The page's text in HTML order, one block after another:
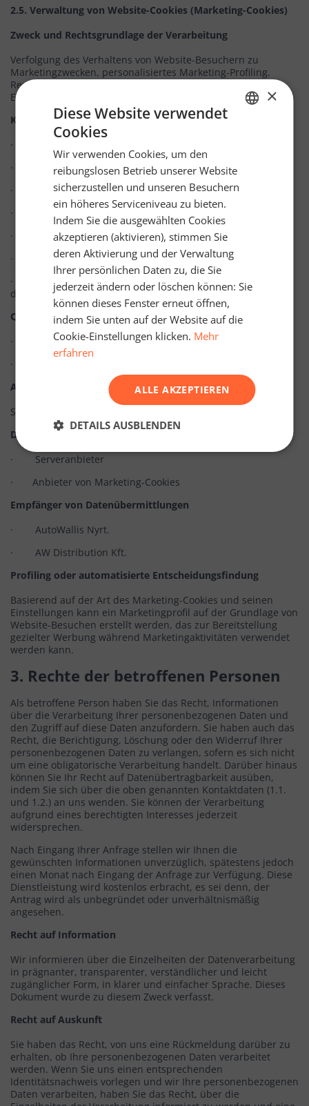
2.5. Verwaltung von Website-Cookies (Marketing-Cookies)
Zweck und Rechtsgrundlage der Verarbeitung
Verfolgung des Verhaltens von Website-Besuchern zu
Marketingzwecken, personalisiertes Marketing-Profiling.
Rechtsgrundlage der Verarbeitung – Artikel 6 (1) (a) DSGVO,
Einwilligung der betroffenen Person.
Kategorien der verarbeiteten Daten
· Marketing-Cookies basierend auf Ihren Präferenzen:
· Zuvor besuchte Seiten
· Aktivität in sozialen Medien
· Sortiment der gekauften Produkte
· Interessengebiete
· Andere marketingrelevante Daten
· Aus den Daten gezogene Schlussfolgerungen und das
daraus resultierende Profil
Quelle der personenbezogenen Daten
· Kontakt
· Anbieter von Marketing-Cookies
Aufbewahrungsfrist
Standardmäßig oder bis zur manuellen Löschung
Datenverarbeiter
· Serveranbieter
· Anbieter von Marketing-Cookies
Empfänger von Datenübermittlungen
· AutoWallis Nyrt.
· AW Distribution Kft.
Profiling oder automatisierte Entscheidungsfindung
Basierend auf der Art des Marketing-Cookies und seinen
Einstellungen kann ein Marketingprofil auf der Grundlage von
Website-Besuchen erstellt werden, das zur Bereitstellung
gezielter Werbung während Marketingaktivitäten verwendet
werden kann.
3. Rechte der betroffenen Personen
Als betroffene Person haben Sie das Recht, Informationen
über die Verarbeitung Ihrer personenbezogenen Daten und
den Zugriff auf diese Daten anzufordern. Sie haben auch das
Recht, die Berichtigung, Löschung oder den Widerruf Ihrer
personenbezogenen Daten zu verlangen, sofern es sich nicht
um eine obligatorische Verarbeitung handelt. Darüber hinaus
können Sie Ihr Recht auf Datenübertragbarkeit ausüben,
indem Sie sich über die oben genannten Kontaktdaten (1.1.
und 1.2.) an uns wenden. Sie können der Verarbeitung
aufgrund eines berechtigten Interesses jederzeit
widersprechen.
Nach Eingang Ihrer Anfrage stellen wir Ihnen die
gewünschten Informationen unverzüglich, spätestens jedoch
einen Monat nach Eingang der Anfrage zur Verfügung. Diese
Dienstleistung wird kostenlos erbracht, es sei denn, der
Antrag wird als unbegründet oder unverhältnismäßig
angesehen.
Recht auf Information
Wir informieren über die Einzelheiten der Datenverarbeitung
in prägnanter, transparenter, verständlicher und leicht
zugänglicher Form, in klarer und einfacher Sprache. Dieses
Dokument wurde zu diesem Zweck verfasst.
Recht auf Auskunft
Sie haben das Recht, von uns eine Rückmeldung darüber zu
erhalten, ob Ihre personenbezogenen Daten verarbeitet
werden. Wenn Sie uns einen entsprechenden
Identitätsnachweis vorlegen und wir Ihre personenbezogenen
Daten verarbeiten, haben Sie das Recht, über die
×
Diese Website verwendet
Cookies
Wir verwenden Cookies, um den
reibungslosen Betrieb unserer Website
sicherzustellen und unseren Besuchern
ein höheres Serviceniveau zu bieten.
Indem Sie die ausgewählten Cookies
akzeptieren (aktivieren), stimmen Sie
deren Aktivierung und der Verwaltung
Ihrer persönlichen Daten zu, die Sie
jederzeit ändern oder löschen können: Sie
können dieses Fenster erneut öffnen,
indem Sie unten auf der Website auf die
Cookie-Einstellungen klicken. Mehr
erfahren
ALLE AKZEPTIEREN
DETAILS AUSBLENDEN